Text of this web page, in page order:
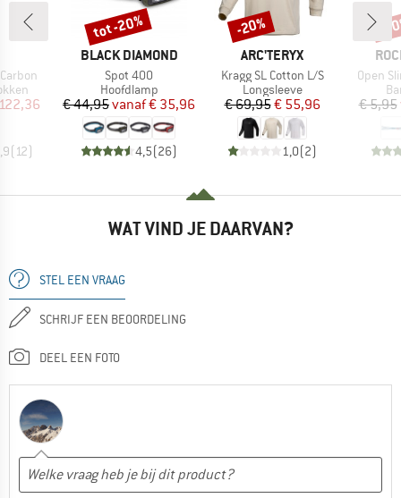
prijs
(12)
MERK
BLACK DIAMOND
Artikel
Spot 400
Productgroep
Hoofdlamp
Prijs
€ 44,95 Verlaagde prijs
vanaf€ 35,96
4,5(26)
Korting
tot -20%
MERK
ARC'TERYX
Artikel
Kragg SL Cotton L/S
Productgroep
Longsleeve
Prijs
€ 69,95Verlaagde prijs
€ 55,96
1,0(2)
Korting
-20%
Artikel
Open
€ 5,95
-
WAT VIND JE DAARVAN?
STEL EEN VRAAG
SCHRIJF EEN BEOORDELING
DEEL EEN FOTO